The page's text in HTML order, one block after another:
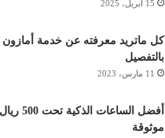
15 أبريل، 2025
كل ماتريد معرفته عن خدمة أمازون
بالتفصيل
11 مارس، 2023
أفضل
موثوقة